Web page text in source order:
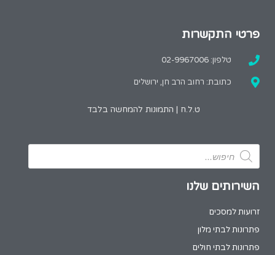
פרטי התקשרות
טלפון: 02-9967006
כתובת: רחוב הרב חן, ירושלים
ט.ל.ח | התמונות להמחשה בלבד
השירותים שלנו
זרועות למסכים
פתרונות לבתי מלון
פתרונות לבתי חולים